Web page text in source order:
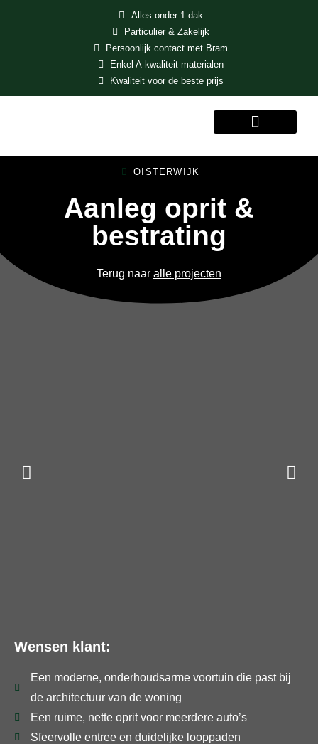
Alles onder 1 dak
Particulier & Zakelijk
Persoonlijk contact met Bram
Enkel A-kwaliteit materialen
Kwaliteit voor de beste prijs
OISTERWIJK
Aanleg oprit &
bestrating
Terug naar alle projecten
Wensen klant:
Een moderne, onderhoudsarme voortuin die past bij
de architectuur van de woning
Een ruime, nette oprit voor meerdere auto’s
Sfeervolle entree en duidelijke looppaden